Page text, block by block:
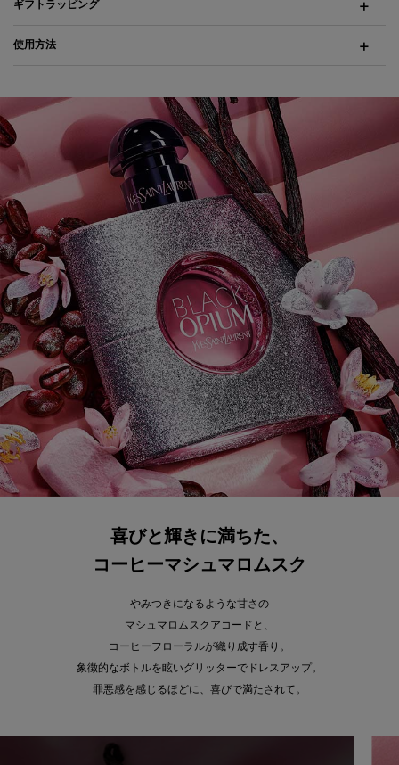
ギフトラッピング
使用方法
喜びと輝きに満ちた、
コーヒーマシュマロムスク
やみつきになるような甘さの
マシュマロムスクアコードと、​
コーヒーフローラルが織り成す香り。​
象徴的なボトルを眩いグリッターでドレスアップ。​
罪悪感を感じるほどに、喜びで満たされて。